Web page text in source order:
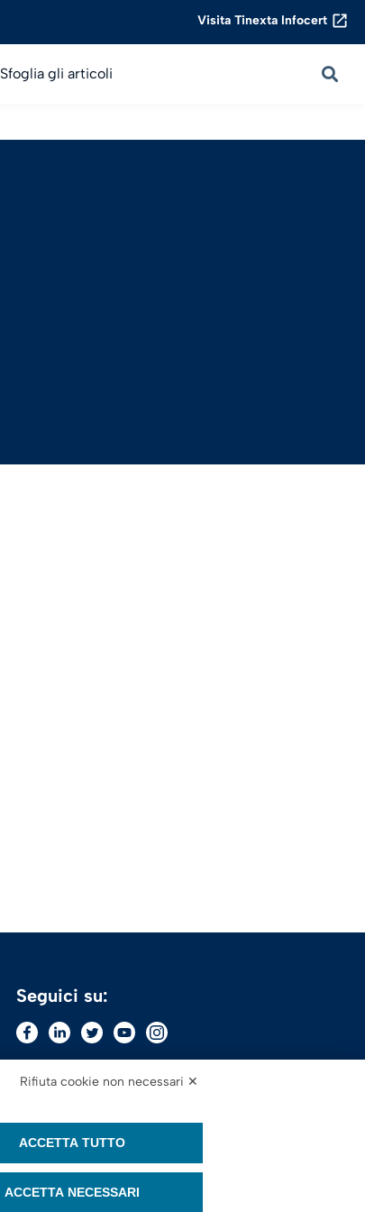
Visita Tinexta Infocert
Sfoglia gli articoli
Seguici su:
Rifiuta cookie non necessari ✕
ACCETTA TUTTO
ACCETTA NECESSARI